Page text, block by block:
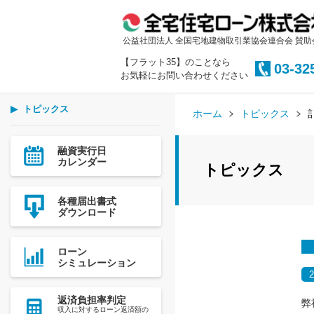
公益社団法人 全国宅地建物取引業協会連合会 賛助
【フラット35】のことなら
お気軽にお問い合わせください
03-
トピックス
融資実行日
カレンダー
各種届出書式
ダウンロード
ローン
シミュレーション
返済負担率判定
収入に対するローン返済額の
ホーム トピックス
トピックス
弊